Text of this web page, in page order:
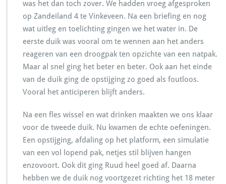
was het dan toch zover. We hadden vroeg afgesproken
op Zandeiland 4 te Vinkeveen. Na een briefing en nog
wat uitleg en toelichting gingen we het water in. De
eerste duik was vooral om te wennen aan het anders
reageren van een droogpak ten opzichte van een natpak.
Maar al snel ging het beter en beter. Ook aan het einde
van de duik ging de opstijging zo goed als foutloos.
Vooral het anticiperen blijft anders.
Na een fles wissel en wat drinken maakten we ons klaar
voor de tweede duik. Nu kwamen de echte oefeningen.
Een opstijging, afdaling op het platform, een simulatie
van een vol lopend pak, netjes stil blijven hangen
enzovoort. Ook dit ging Ruud heel goed af. Daarna
hebben we de duik nog voortgezet richting het 18 meter